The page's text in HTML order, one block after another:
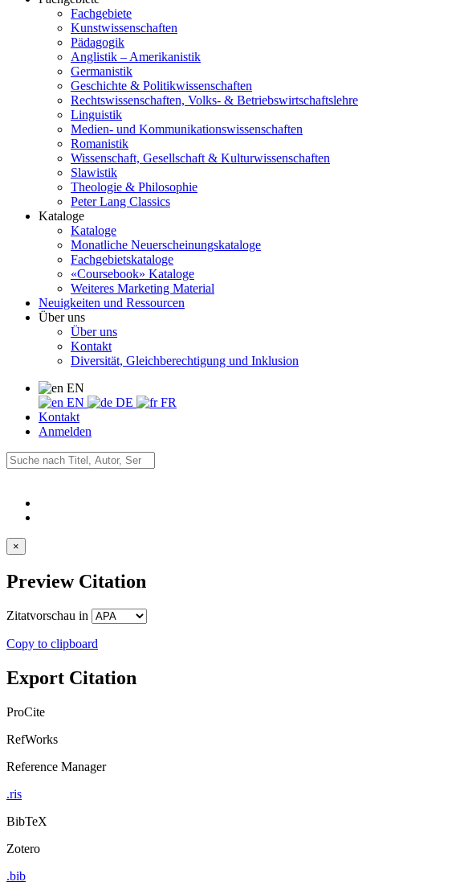
Fachgebiete
Kunstwissenschaften
Pädagogik
Anglistik – Amerikanistik
Germanistik
Geschichte & Politikwissenschaften
Rechtswissenschaften, Volks- & Betriebswirtschaftslehre
Linguistik
Medien- und Kommunikationswissenschaften
Romanistik
Wissenschaft, Gesellschaft & Kulturwissenschaften
Slawistik
Theologie & Philosophie
Peter Lang Classics
Kataloge
Kataloge
Monatliche Neuerscheinungskataloge
Fachgebietskataloge
«Coursebook» Kataloge
Weiteres Marketing Material
Neuigkeiten und Ressourcen
Über uns
Über uns
Kontakt
Diversität, Gleichberechtigung und Inklusion
EN
EN
DE
FR
Kontakt
Anmelden
×
Preview Citation
Zitatvorschau in
Copy to clipboard
Export Citation
ProCite
RefWorks
Reference Manager
.ris
BibTeX
Zotero
.bib